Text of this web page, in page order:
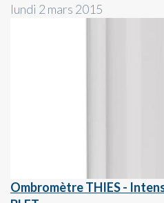
lundi 2 mars 2015
Ombromètre THIES -